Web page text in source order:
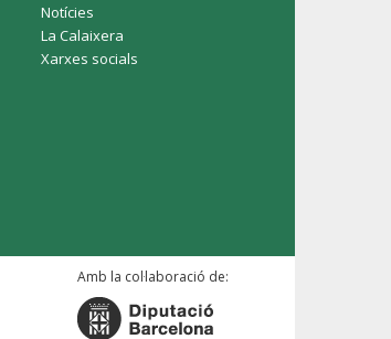
Notícies
La Calaixera
Xarxes socials
Amb la col·laboració de: